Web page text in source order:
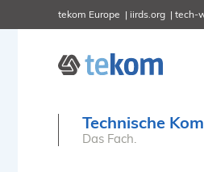
tekom Europe iirds.org tech-
Technische
Das Fach.